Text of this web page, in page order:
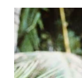
TAPANULI
UTARA
WN
SAMOSIR